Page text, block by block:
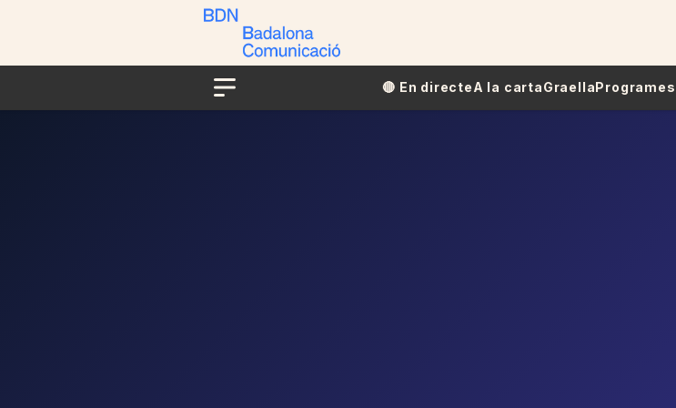
Menu
🔴​​ En directeA la cartaGraellaProgrames